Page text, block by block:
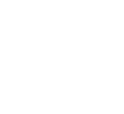
Magdalena Álvarez,
perfectamente la de
corresponde a 2025. Al
sanchista’ de Cártama,
general de los